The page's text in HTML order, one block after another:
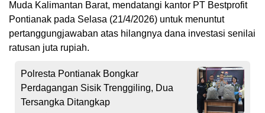
Muda Kalimantan Barat, mendatangi kantor PT Bestprofit
Pontianak pada Selasa (21/4/2026) untuk menuntut
pertanggungjawaban atas hilangnya dana investasi senilai
ratusan juta rupiah.
Polresta Pontianak Bongkar
Perdagangan Sisik Trenggiling, Dua
Tersangka Ditangkap